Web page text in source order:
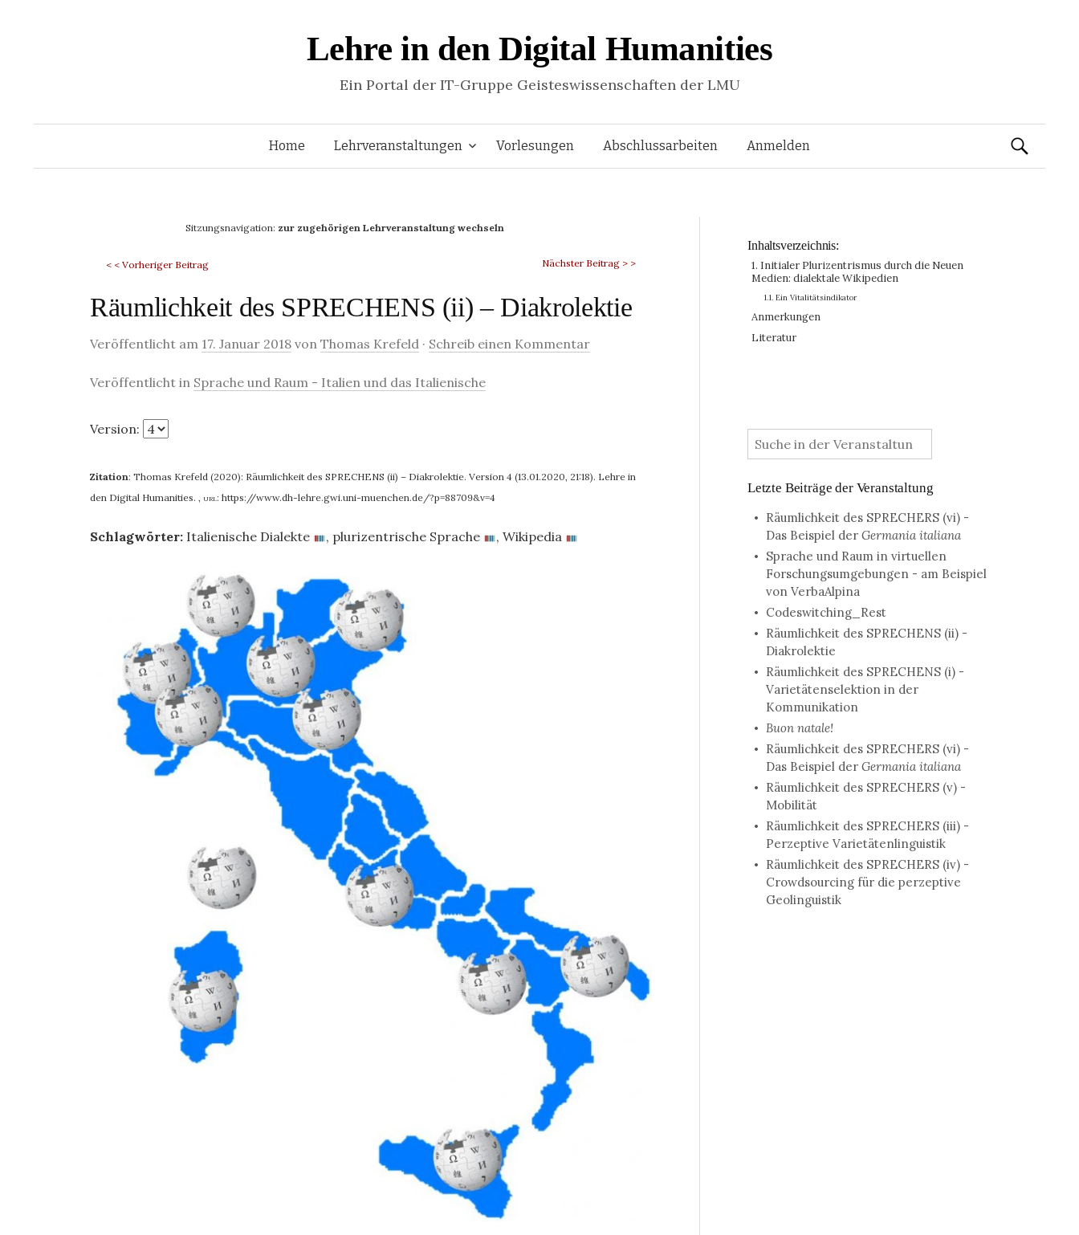
Lehre in den Digital Humanities
Ein Portal der IT-Gruppe Geisteswissenschaften der LMU
Springe
Home Lehrveranstaltungen Vorlesungen Abschlussarbeiten Anmelden Suchen
Sitzungsnavigation: zur zugehörigen Lehrveranstaltung wechseln
< < Vorheriger Beitrag Nächster Beitrag > >
Räumlichkeit des SPRECHENS (ii) – Diakrolektie
Veröffentlicht am 17. Januar 2018 von Thomas Krefeld · Schreib einen Kommentar
Veröffentlicht in Sprache und Raum - Italien und das Italienische
Version:
Zitation: Thomas Krefeld (2020): Räumlichkeit des SPRECHENS (ii) – Diakrolektie. Version 4 (13.01.2020, 21:18). Lehre in
den Digital Humanities. , url: https://www.dh-lehre.gwi.uni-muenchen.de/?p=88709&v=4
Schlagwörter: Italienische Dialekte , plurizentrische Sprache , Wikipedia
Inhaltsverzeichnis:
1. Initialer Plurizentrismus durch die Neuen
Medien: dialektale Wikipedien
1.1. Ein Vitalitätsindikator
Anmerkungen
Literatur
:
Letzte Beiträge der Veranstaltung
Räumlichkeit des SPRECHERS (vi) -
Das Beispiel der Germania italiana
Sprache und Raum in virtuellen
Forschungsumgebungen - am Beispiel
von VerbaAlpina
Codeswitching_Rest
Räumlichkeit des SPRECHENS (ii) -
Diakrolektie
Räumlichkeit des SPRECHENS (i) -
Varietätenselektion in der
Kommunikation
Buon natale!
Räumlichkeit des SPRECHERS (vi) -
Das Beispiel der Germania italiana
Räumlichkeit des SPRECHERS (v) -
Mobilität
Räumlichkeit des SPRECHERS (iii) -
Perzeptive Varietätenlinguistik
Räumlichkeit des SPRECHERS (iv) -
Crowdsourcing für die perzeptive
Geolinguistik